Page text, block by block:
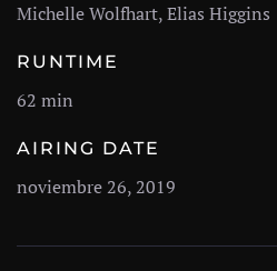
Michelle Wolfhart, Elias Higgins
RUNTIME
62 min
AIRING DATE
noviembre 26, 2019